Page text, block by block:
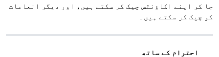
جا کر اپنے اکاؤنٹس چیک کر سکتے ہیں، اور دیگر انعامات
کو چیک کر سکتے ہیں۔
احترام کے ساتھ